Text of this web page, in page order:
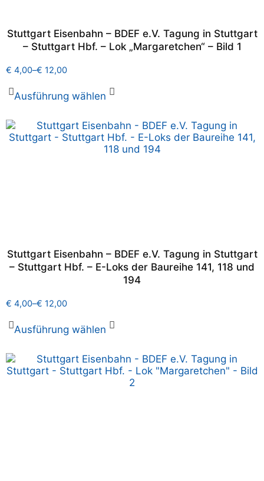
Stuttgart Eisenbahn – BDEF e.V. Tagung in Stuttgart
– Stuttgart Hbf. – Lok „Margaretchen“ – Bild 1
€ 4,00–€ 12,00
Ausführung wählen
Stuttgart Eisenbahn – BDEF e.V. Tagung in Stuttgart
– Stuttgart Hbf. – E-Loks der Baureihe 141, 118 und
194
€ 4,00–€ 12,00
Ausführung wählen